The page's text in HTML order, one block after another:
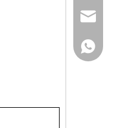
+ 86-